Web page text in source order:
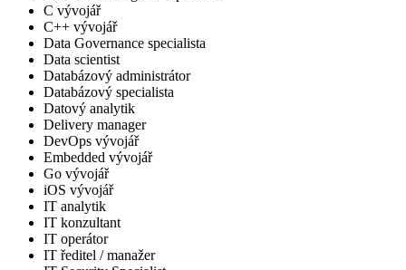
C vývojář
C++ vývojář
Data Governance specialista
Data scientist
Databázový administrátor
Databázový specialista
Datový analytik
Delivery manager
DevOps vývojář
Embedded vývojář
Go vývojář
iOS vývojář
IT analytik
IT konzultant
IT operátor
IT ředitel / manažer